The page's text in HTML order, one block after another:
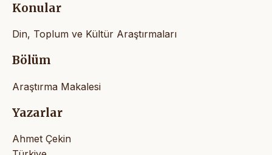
Konular
Din, Toplum ve Kültür Araştırmaları
Bölüm
Araştırma Makalesi
Yazarlar
Ahmet Çekin